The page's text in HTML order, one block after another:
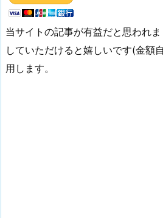
当サイトの記事が有益だと思われ
していただけると嬉しいです(金額
用します。